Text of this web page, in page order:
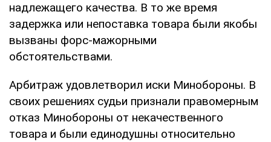
надлежащего качества. В то же время
задержка или непоставка товара были якобы
вызваны форс-мажорными
обстоятельствами.
Арбитраж удовлетворил иски Минобороны. В
своих решениях судьи признали правомерным
отказ Минобороны от некачественного
товара и были единодушны относительно